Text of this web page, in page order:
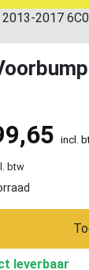
2017
incl.
btw
leverbaar